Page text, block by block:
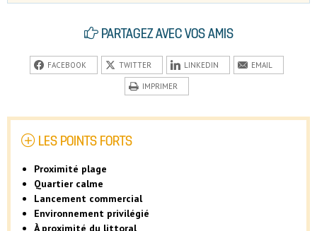
PARTAGEZ AVEC VOS AMIS
FACEBOOK TWITTER LINKEDIN EMAIL
IMPRIMER
LES POINTS FORTS
Proximité plage
Quartier calme
Lancement commercial
Environnement privilégié
À proximité du littoral